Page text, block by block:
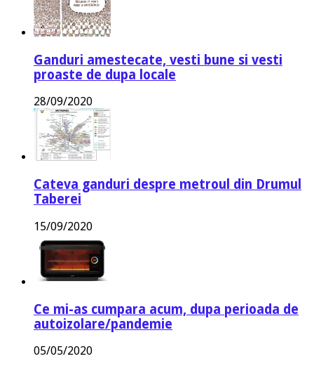
Ganduri amestecate, vesti bune si vesti
proaste de dupa locale
28/09/2020
Cateva ganduri despre metroul din Drumul
Taberei
15/09/2020
Ce mi-as cumpara acum, dupa perioada de
autoizolare/pandemie
05/05/2020